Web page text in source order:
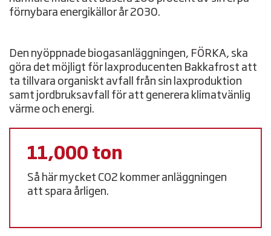
förnybara energikällor år 2030.
Den nyöppnade biogasanläggningen, FÖRKA, ska
göra det möjligt för laxproducenten Bakkafrost att
ta tillvara organiskt avfall från sin laxproduktion
samt jordbruksavfall för att generera klimatvänlig
värme och energi.
11,000 ton
Så här mycket CO2 kommer anläggningen
att spara årligen.